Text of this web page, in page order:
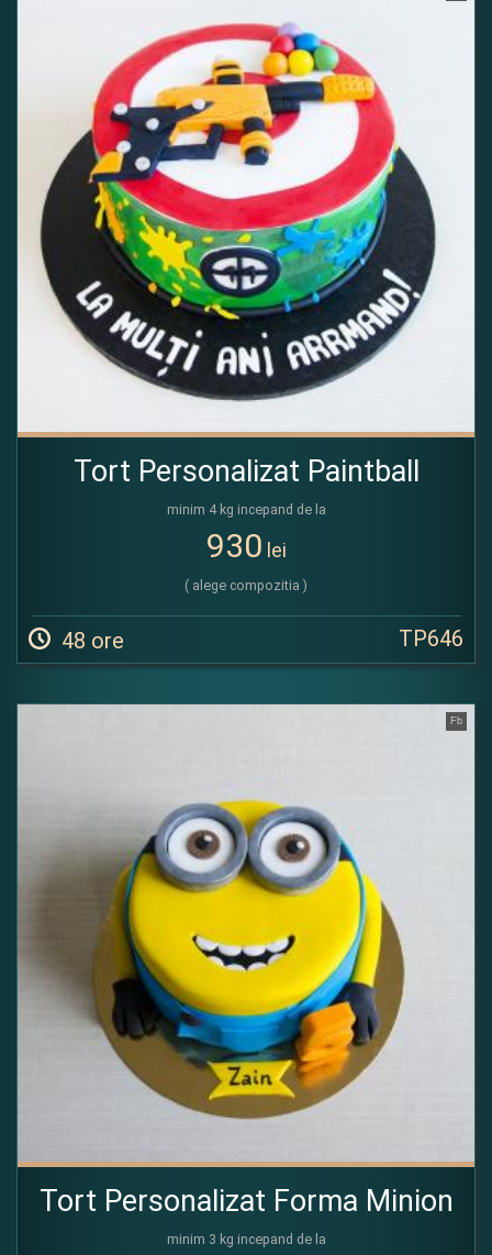
Tort Personalizat Paintball
minim 4 kg incepand de la
930 lei
( alege compozitia )
48 ore TP646
Fb
Tort Personalizat Forma Minion
minim 3 kg incepand de la